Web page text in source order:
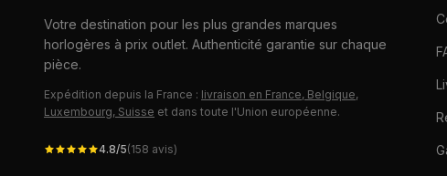
Votre destination pour les plus grandes marques
horlogères à prix outlet. Authenticité garantie sur chaque
pièce.
Expédition depuis la France : livraison en France, Belgique,
Luxembourg, Suisse et dans toute l'Union européenne.
4.8/5(158 avis)